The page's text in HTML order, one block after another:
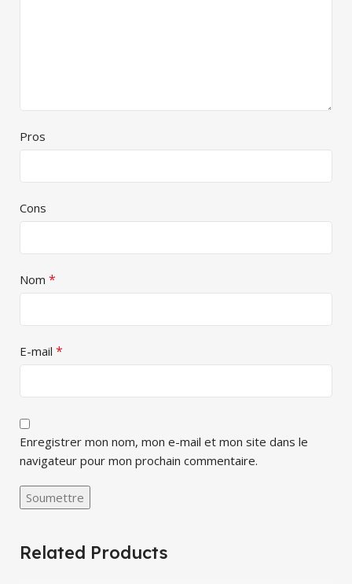
Pros
Cons
Nom *
E-mail *
Enregistrer mon nom, mon e-mail et mon site dans le
navigateur pour mon prochain commentaire.
Related Products